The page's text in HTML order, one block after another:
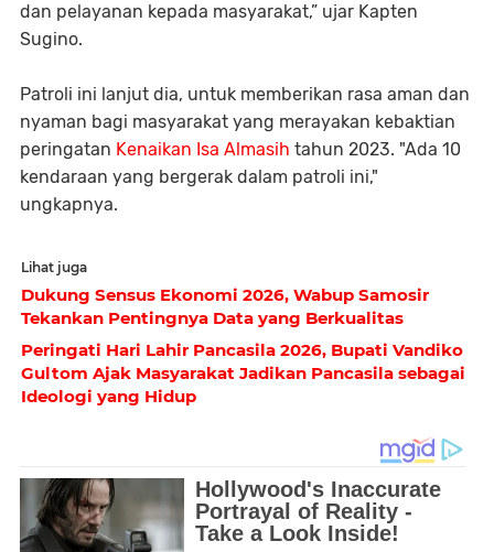
dan pelayanan kepada masyarakat,” ujar Kapten
Sugino.
Patroli ini lanjut dia, untuk memberikan rasa aman dan
nyaman bagi masyarakat yang merayakan kebaktian
peringatan Kenaikan Isa Almasih tahun 2023. "Ada 10
kendaraan yang bergerak dalam patroli ini,"
ungkapnya.
Lihat juga
Dukung Sensus Ekonomi 2026, Wabup Samosir
Tekankan Pentingnya Data yang Berkualitas
Peringati Hari Lahir Pancasila 2026, Bupati Vandiko
Gultom Ajak Masyarakat Jadikan Pancasila sebagai
Ideologi yang Hidup